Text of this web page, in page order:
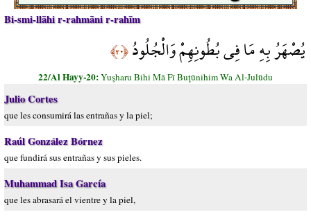
Bi-smi-llāhi r-rahmāni r-rahīm
يُصْهَرُ بِهِ مَا فِي بُطُونِهِمْ وَالْجُلُودُ﴿٢٠﴾
22/Al Hayy-20:Yuşharu Bihi Mā Fī Buţūnihim Wa Al-Julūdu
Julio Cortes
que les consumirá las entrañas y la piel;
Raúl González Bórnez
que fundirá sus entrañas y sus pieles.
Muhammad Isa García
que les abrasará el vientre y la piel,